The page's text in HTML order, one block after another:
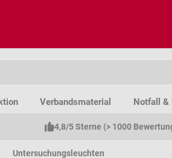
Verbandsmaterial Notfall &
4,8/5 Sterne (> 1000
Untersuchungsleuchten